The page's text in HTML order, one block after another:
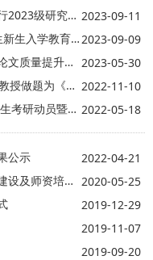
相关责任，高质量推进审计学
强调，“十四五”时期是我校审计
的关键期和机遇期。一是要稳
究生培养规模和质量。进一步
责任，开展教材、课程和案例
化学位论文全过程质量管理。
效能、资源环境审计与生态治
与社会保障研究三个重点研究
推进审计学科建设。三是要积
求。激发科研创新动力，鼓励
济社会高质量发展能力。 会议
科建设任务、团队分工、开展有
研途启航——商学院（管理学院）举行2023级研究生开学典礼暨导师见面会 2023-09-11
商学院(管理学院）举行2023级研究生新生入学教育大会 2023-09-09
商学院（管理学院）召开研究生学位论文质量提升专题工作会
2023-05-30
建校85周年校庆系列讲座——王永贵教授做题为《高质量研究炼成记》专题讲座 2022-11-10
商学院（管理学院）召开2023届毕业生考研动员暨硕士专业招生宣讲会 2022-05-18
公示
2022-04-21
管理学院教师参加应急管理专业方向建设及师资培训研讨会
2020-05-25
2019-12-29
2019-11-07
2019-09-20